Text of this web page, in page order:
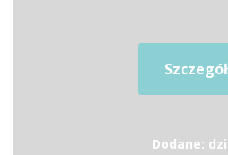
Dodane: